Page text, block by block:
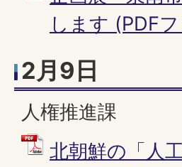
します (PDF
2月9日
人権推進課
北朝鮮の「人